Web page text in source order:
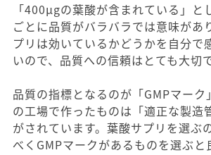
「400μgの葉酸が含まれている」と
ごとに品質がバラバラでは意味があ
プリは効いているかどうかを自分で
いので、品質への信頼はとても大切で
品質の指標となるのが「GMPマーク
の工場で作ったものは「適正な製造
がされています。葉酸サプリを選ぶ
べくGMPマークがあるものを選ぶと